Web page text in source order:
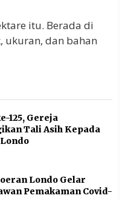
itu. Berada di
ukuran, dan bahan
125, Gereja
Tali Asih Kepada
Londo Gelar
Pemakaman Covid-